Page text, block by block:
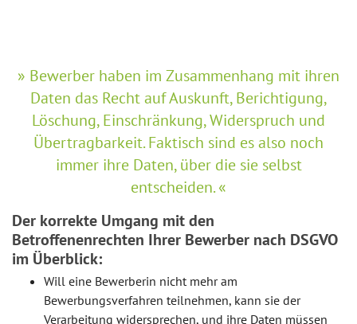
Bewerber haben im Zusammenhang mit ihren
Daten das Recht auf Auskunft, Berichtigung,
Löschung, Einschränkung, Widerspruch und
Übertragbarkeit. Faktisch sind es also noch
immer ihre Daten, über die sie selbst
entscheiden.
Der korrekte Umgang mit den
Betroffenenrechten Ihrer Bewerber nach DSGVO
im Überblick:
Will eine Bewerberin nicht mehr am
Bewerbungsverfahren teilnehmen, kann sie der
Verarbeitung widersprechen, und ihre Daten müssen